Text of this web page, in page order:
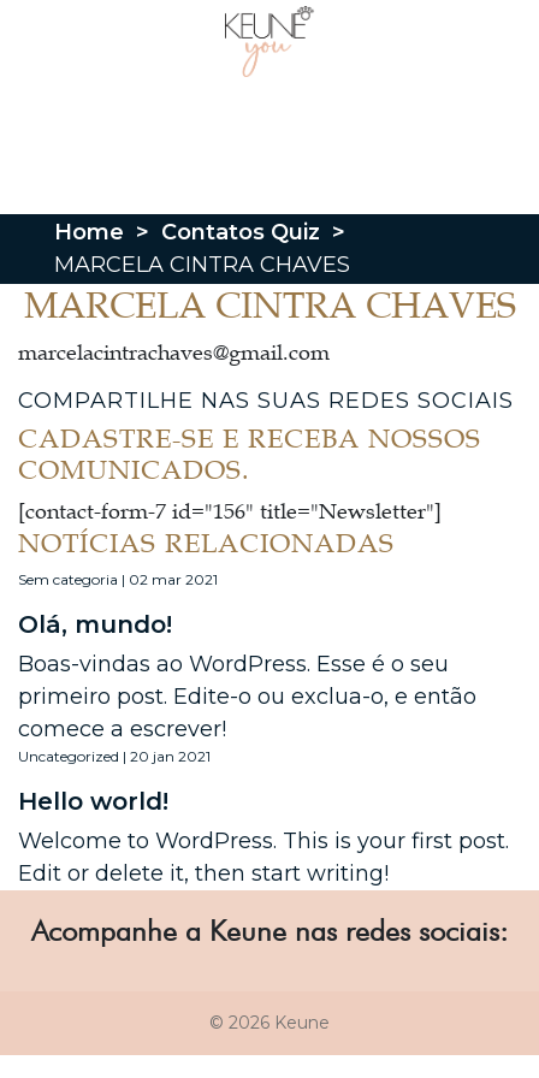
Home > Contatos Quiz >
MARCELA CINTRA CHAVES
MARCELA CINTRA CHAVES
marcelacintrachaves@gmail.com
COMPARTILHE NAS SUAS REDES SOCIAIS
CADASTRE-SE E RECEBA NOSSOS
COMUNICADOS.
[contact-form-7 id="156" title="Newsletter"]
NOTÍCIAS RELACIONADAS
Sem categoria | 02 mar 2021
Olá, mundo!
Boas-vindas ao WordPress. Esse é o seu
primeiro post. Edite-o ou exclua-o, e então
comece a escrever!
Uncategorized | 20 jan 2021
Hello world!
Welcome to WordPress. This is your first post.
Edit or delete it, then start writing!
Acompanhe a Keune nas redes sociais:
© 2026 Keune